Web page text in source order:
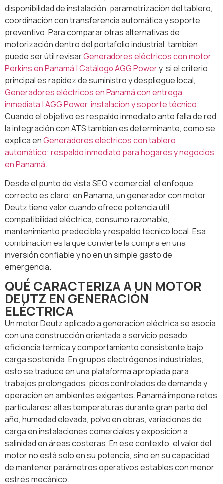
disponibilidad de instalación, parametrización del tablero,
coordinación con transferencia automática y soporte
preventivo. Para comparar otras alternativas de
motorización dentro del portafolio industrial, también
puede ser útil revisarGeneradores eléctricos con motor
Perkins en Panamá | Catálogo AGG Powery, si el criterio
principal es rapidez de suministro y despliegue local,
Generadores eléctricos en Panamá con entrega
inmediata | AGG Power, instalación y soporte técnico.
Cuando el objetivo es respaldo inmediato ante falla de red,
la integración con ATS también es determinante, como se
explica enGeneradores eléctricos con tablero
automático: respaldo inmediato para hogares y negocios
en Panamá.
Desde el punto de vista SEO y comercial, el enfoque
correcto es claro: en Panamá, un generador con motor
Deutz tiene valor cuando ofrece potencia útil,
compatibilidad eléctrica, consumo razonable,
mantenimiento predecible y respaldo técnico local. Esa
combinación es la que convierte la compra en una
inversión confiable y no en un simple gasto de
emergencia.
QUÉ CARACTERIZA A UN MOTOR
DEUTZ EN GENERACIÓN
ELÉCTRICA
Un motor Deutz aplicado a generación eléctrica se asocia
con una construcción orientada a servicio pesado,
eficiencia térmica y comportamiento consistente bajo
carga sostenida. En grupos electrógenos industriales,
esto se traduce en una plataforma apropiada para
trabajos prolongados, picos controlados de demanda y
operación en ambientes exigentes. Panamá impone retos
particulares: altas temperaturas durante gran parte del
año, humedad elevada, polvo en obras, variaciones de
carga en instalaciones comerciales y exposición a
salinidad en áreas costeras. En ese contexto, el valor del
motor no está solo en su potencia, sino en su capacidad
de mantener parámetros operativos estables con menor
estrés mecánico.